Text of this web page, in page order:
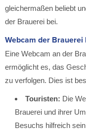
gleichermaßen beliebt
der Brauerei bei.
Webcam der Brauerei
Eine Webcam an der
ermöglicht es, das
zu verfolgen. Dies ist
Touristen: Die
Brauerei und ihrer
Besuchs hilfreich